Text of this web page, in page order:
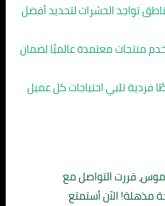
تواجد الحشرات لتحديد أفضل
منتجات معتمدة عالميًا لضمان
فردية تلبي احتياجات كل عميل
قررت التواصل مع
مذهلة! الآن أستمتع